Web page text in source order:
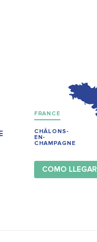
FRANCE
CHÂLONS-
EN-
CHAMPAGNE
COMO LLEGAR